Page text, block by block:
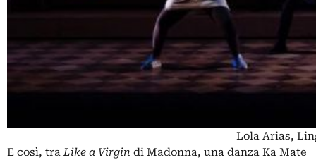
Lola Arias,
E così, traLike a Virgin di Madonna, una danza Ka Mate